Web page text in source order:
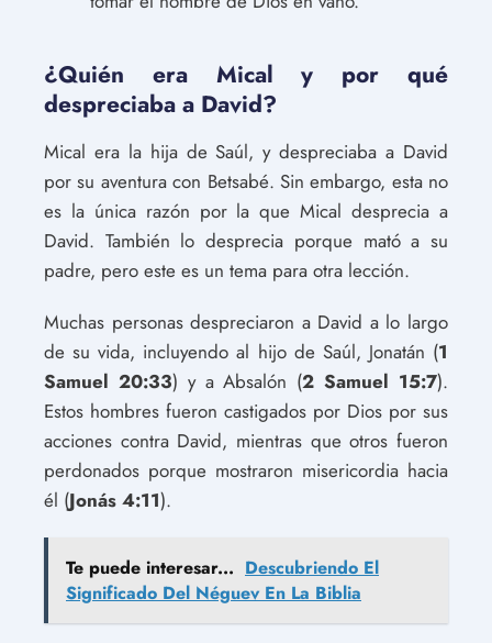
¿Quién era Mical y por qué
despreciaba a David?
Mical era la hija de Saúl, y despreciaba a David
por su aventura con Betsabé. Sin embargo, esta no
es la única razón por la que Mical desprecia a
David. También lo desprecia porque mató a su
padre, pero este es un tema para otra lección.
Muchas personas despreciaron a David a lo largo
de su vida, incluyendo al hijo de Saúl, Jonatán (1
Samuel 20:33) y a Absalón (2 Samuel 15:7).
Estos hombres fueron castigados por Dios por sus
acciones contra David, mientras que otros fueron
perdonados porque mostraron misericordia hacia
él (Jonás 4:11).
Te puede interesar... Descubriendo El
Significado Del Néguev En La Biblia